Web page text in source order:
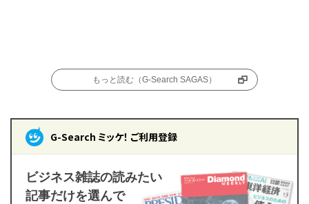
もっと読む（G-Search SAGAS）
G-Search ミッケ！ ご利用登録
ビジネス雑誌の読みたい
記事だけを選んで